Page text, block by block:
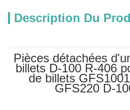
Description Du
Pièces détachées
billets D-100 R-406
de billets
GFS220 D-